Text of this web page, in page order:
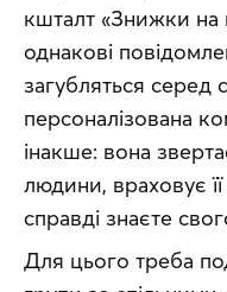
кшталт «Знижки на
однакові
загубляться серед
персоналізована
інакше: вона
людини, враховує
справді знаєте
Для цього треба